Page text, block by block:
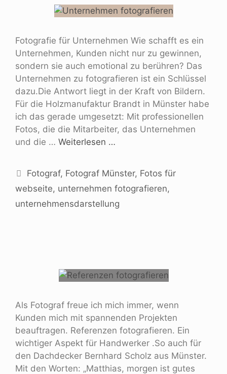
Fotografie für Unternehmen Wie schafft es ein
Unternehmen, Kunden nicht nur zu gewinnen,
sondern sie auch emotional zu berühren? Das
Unternehmen zu fotografieren ist ein Schlüssel
dazu.Die Antwort liegt in der Kraft von Bildern.
Für die Holzmanufaktur Brandt in Münster habe
ich das gerade umgesetzt: Mit professionellen
Fotos, die die Mitarbeiter, das Unternehmen
und die … Weiterlesen …
Fotograf, Fotograf Münster, Fotos für
webseite, unternehmen fotografieren,
unternehmensdarstellung
Als Fotograf freue ich mich immer, wenn
Kunden mich mit spannenden Projekten
beauftragen. Referenzen fotografieren. Ein
wichtiger Aspekt für Handwerker .So auch für
den Dachdecker Bernhard Scholz aus Münster.
Mit den Worten: „Matthias, morgen ist gutes